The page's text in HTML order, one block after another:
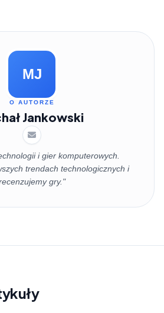
MJ
O AUTORZE
Jankowski
i gier komputerowych.
trendach technologicznych i
gry."